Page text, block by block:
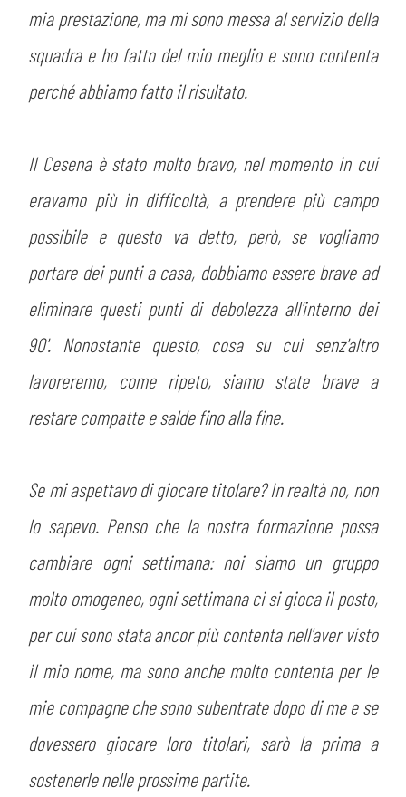
mia prestazione, ma mi sono messa al servizio della
squadra e ho fatto del mio meglio e sono contenta
perché abbiamo fatto il risultato.
Il Cesena è stato molto bravo, nel momento in cui
eravamo più in difficoltà, a prendere più campo
possibile e questo va detto, però, se vogliamo
portare dei punti a casa, dobbiamo essere brave ad
eliminare questi punti di debolezza all'interno dei
90'. Nonostante questo, cosa su cui senz'altro
lavoreremo, come ripeto, siamo state brave a
restare compatte e salde fino alla fine.
Se mi aspettavo di giocare titolare? In realtà no, non
lo sapevo. Penso che la nostra formazione possa
cambiare ogni settimana: noi siamo un gruppo
molto omogeneo, ogni settimana ci si gioca il posto,
per cui sono stata ancor più contenta nell'aver visto
il mio nome, ma sono anche molto contenta per le
mie compagne che sono subentrate dopo di me e se
dovessero giocare loro titolari, sarò la prima a
sostenerle nelle prossime partite.